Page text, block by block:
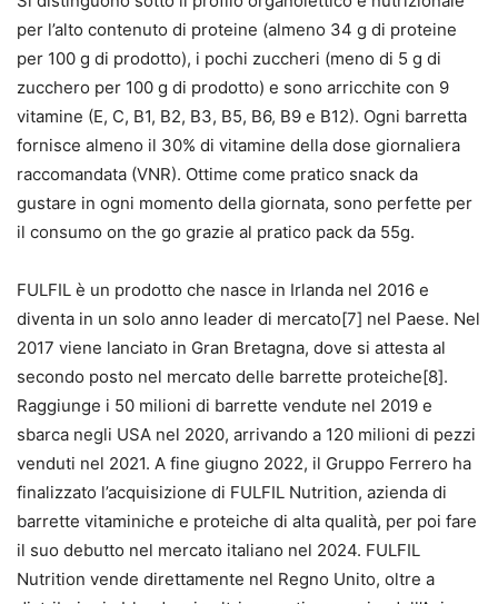
per l’alto contenuto di proteine (almeno 34 g di proteine
per 100 g di prodotto), i pochi zuccheri (meno di 5 g di
zucchero per 100 g di prodotto) e sono arricchite con 9
vitamine (E, C, B1, B2, B3, B5, B6, B9 e B12). Ogni barretta
fornisce almeno il 30% di vitamine della dose giornaliera
raccomandata (VNR). Ottime come pratico snack da
gustare in ogni momento della giornata, sono perfette per
il consumo on the go grazie al pratico pack da 55g.
FULFIL è un prodotto che nasce in Irlanda nel 2016 e
diventa in un solo anno leader di mercato[7] nel Paese. Nel
2017 viene lanciato in Gran Bretagna, dove si attesta al
secondo posto nel mercato delle barrette proteiche[8].
Raggiunge i 50 milioni di barrette vendute nel 2019 e
sbarca negli USA nel 2020, arrivando a 120 milioni di pezzi
venduti nel 2021. A fine giugno 2022, il Gruppo Ferrero ha
finalizzato l’acquisizione di FULFIL Nutrition, azienda di
barrette vitaminiche e proteiche di alta qualità, per poi fare
il suo debutto nel mercato italiano nel 2024. FULFIL
Nutrition vende direttamente nel Regno Unito, oltre a